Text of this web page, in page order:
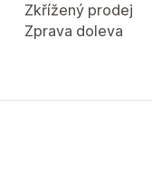
Zkřížený prodej
Zprava doleva